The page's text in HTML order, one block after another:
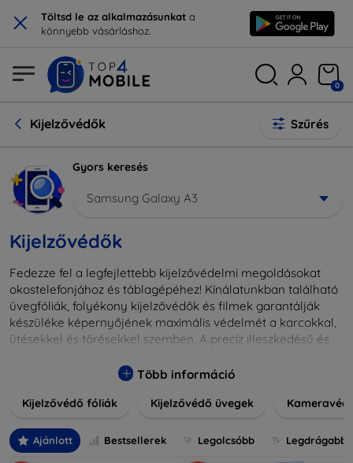
× Töltsd le az alkalmazásunkat a
könnyebb vásárláshoz.
0
Kijelzővédők Szűrés
Gyors keresés
Samsung Galaxy A3
Kijelzővédők
Fedezze fel a legfejlettebb kijelzővédelmi megoldásokat
okostelefonjához és táblagépéhez! Kínálatunkban található
üvegfóliák, folyékony kijelzővédők és filmek garantálják
készüléke képernyőjének maximális védelmét a karcokkal,
ütésekkel és törésekkel szemben. A precíz illeszkedésű és
hanem kristálytiszta képet is biztosítanak, megőrzi a
és stílusú kijelzővédőink közül, hogy a mindennapok során is
fedésről vagy íves kijelzővédelemről, a minőséget szem
előtt tartva kínálunk megoldásokat minden eszközre.
Több információ
Kijelzővédő fóliák Kijelzővédő üvegek
Ajánlott Bestsellerek Legolcsóbb Legdrágabb